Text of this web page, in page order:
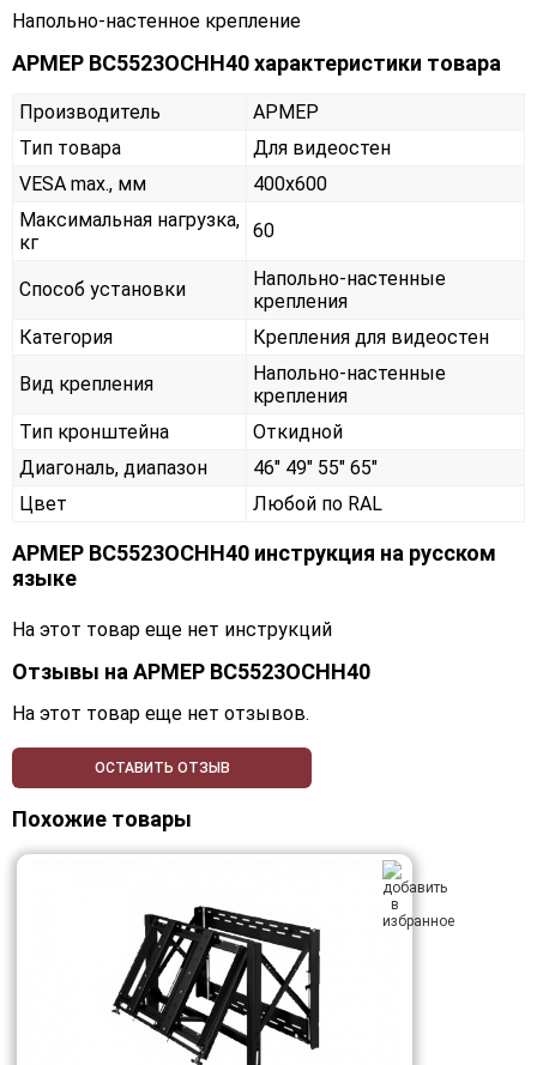
Напольно-настенное крепление
АРМЕР ВС5523ОСНН40 характеристики товара
Производитель
АРМЕР
Тип товара
Для видеостен
VESA max., мм
400х600
Максимальная нагрузка,
кг
60
Способ установки
Напольно-настенные
крепления
Категория
Крепления для видеостен
Вид крепления
Напольно-настенные
крепления
Тип кронштейна
Откидной
Диагональ, диапазон
46" 49" 55" 65"
Цвет
Любой по RAL
АРМЕР ВС5523ОСНН40 инструкция на русском
языке
На этот товар еще нет инструкций
Отзывы на АРМЕР ВС5523ОСНН40
На этот товар еще нет отзывов.
ОСТАВИТЬ ОТЗЫВ
Похожие товары